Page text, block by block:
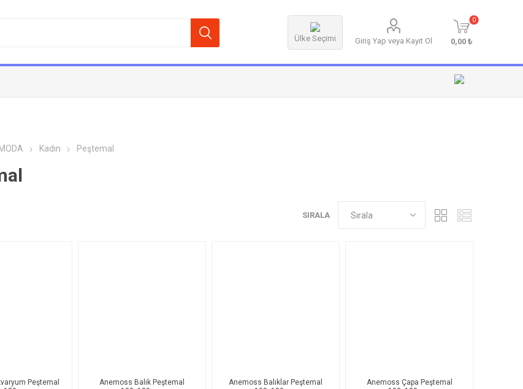
Ülke Seçimi Giriş Yap veya Kayıt Ol
0
0,00 ₺
MODA Kadın Peştemal
SIRALA
Peştemal
Anemoss Balık Peştemal
Anemoss Balıklar Peştemal
Anemoss Çapa Peştemal